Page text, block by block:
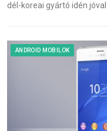
dél-koreai gyártó idén
ANDROID MOBILOK